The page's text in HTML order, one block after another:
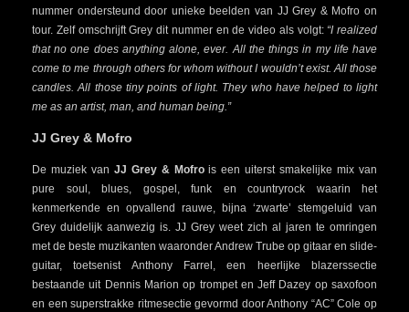
nummer ondersteund door unieke beelden van JJ Grey & Mofro on
tour. Zelf omschrijft Grey dit nummer en de video als volgt: “I realized
that no one does anything alone, ever. All the things in my life have
come to me through others for whom without I wouldn’t exist. All those
candles. All those tiny points of light. They who have helped to light
me as an artist, man, and human being.”
JJ Grey & Mofro
De muziek van JJ Grey & Mofrois een uiterst smakelijke mix van
pure soul, blues, gospel, funk en countryrock waarin het
kenmerkende en opvallend rauwe, bijna ‘zwarte’ stemgeluid van
Grey duidelijk aanwezig is. JJ Grey weet zich al jaren te omringen
met de beste muzikanten waaronder Andrew Trube op gitaar en slide-
guitar, toetsenist Anthony Farrel, een heerlijke blazerssectie
bestaande uit Dennis Marion op trompet en Jeff Dazey op saxofoon
en een superstrakke ritmesectie gevormd door Anthony “AC” Cole op